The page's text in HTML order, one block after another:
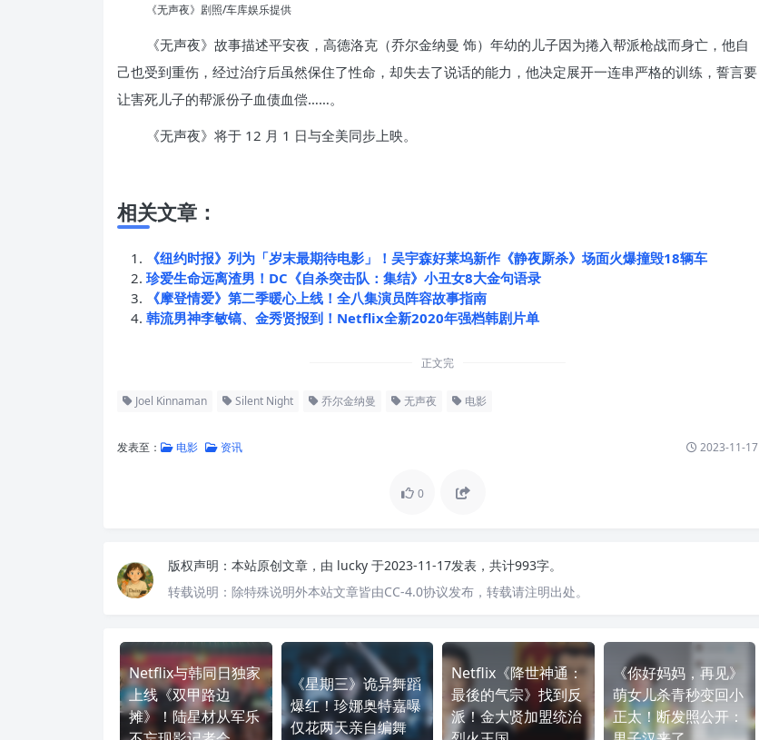
《无声夜》剧照/车库娱乐提供
《无声夜》故事描述平安夜，高德洛克（乔尔金纳曼 饰）年幼的儿子因为捲入帮派枪战而身亡，他自
己也受到重伤，经过治疗后虽然保住了性命，却失去了说话的能力，他决定展开一连串严格的训练，誓言要
让害死儿子的帮派份子血债血偿……。
《无声夜》将于 12 月 1 日与全美同步上映。
相关文章：
《纽约时报》列为「岁末最期待电影」！吴宇森好莱坞新作《静夜厮杀》场面火爆撞毁18辆车
珍爱生命远离渣男！DC《自杀突击队：集结》小丑女8大金句语录
《摩登情爱》第二季暖心上线！全八集演员阵容故事指南
韩流男神李敏镐、金秀贤报到！Netflix全新2020年强档韩剧片单
正文完
Joel Kinnaman Silent Night 乔尔金纳曼 无声夜 电影
发表至： 电影 资讯 2023-11-17
0
版权声明： 本站原创文章，由 lucky 于2023-11-17发表，共计993字。
转载说明： 除特殊说明外本站文章皆由CC-4.0协议发布，转载请注明出处。
Netflix与韩同日独家
上线《双甲路边
摊》！陆星材从军乐
《星期三》诡异舞蹈
爆红！珍娜奥特嘉曝
仅花两天亲自编舞
Netflix《降世神通：
最後的气宗》找到反
派！金大贤加盟统治
《你好妈妈，再见》
萌女儿杀青秒变回小
正太！断发照公开：